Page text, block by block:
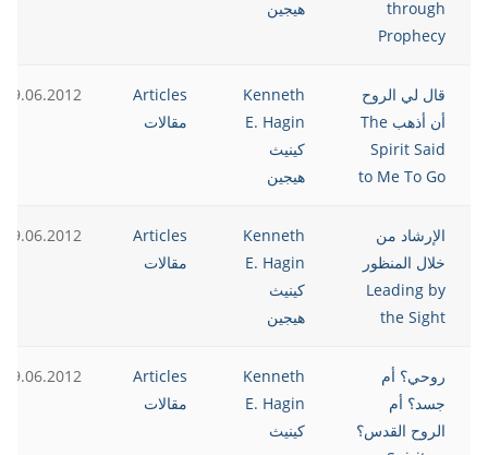
through
Prophecy
هيجين
قال لي الروح
أن أذهب The
Spirit Said
to Me To Go
Kenneth
E. Hagin
كينيث
هيجين
Articles
مقالات
19.06.2012
الإرشاد من
خلال المنظور
Leading by
the Sight
Kenneth
E. Hagin
كينيث
هيجين
Articles
مقالات
19.06.2012
روحي؟ أم
جسد؟ أم
الروح القدس؟
Kenneth
E. Hagin
كينيث
Articles
مقالات
19.06.2012